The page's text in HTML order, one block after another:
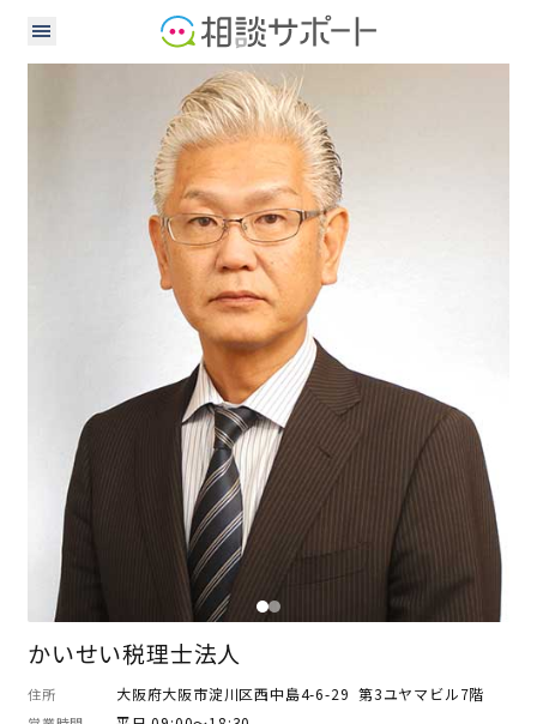
税理士 社会保険労務士
かいせい税理士法人
住所 大阪府大阪市淀川区西中島4-6-29 第3ユヤマビル7階